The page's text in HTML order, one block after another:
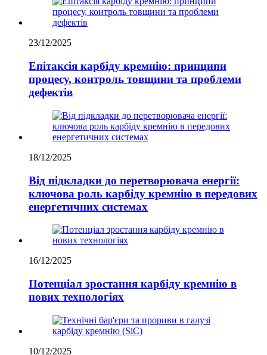
23/12/2025
Епітаксія карбіду кремнію: принципи
процесу, контроль товщини та проблеми
дефектів
18/12/2025
Від підкладки до перетворювача енергії:
ключова роль карбіду кремнію в передових
енергетичних системах
16/12/2025
Потенціал зростання карбіду кремнію в
нових технологіях
10/12/2025